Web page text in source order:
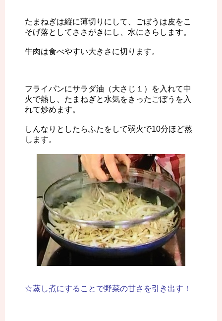
たまねぎは縦に薄切りにして、ごぼうは皮をこ
そげ落としてささがきにし、水にさらします。
牛肉は食べやすい大きさに切ります。
フライパンにサラダ油（大さじ１）を入れて中
火で熱し、たまねぎと水気をきったごぼうを入
れて炒めます。
しんなりとしたらふたをして弱火で10分ほど蒸
します。
☆蒸し煮にすることで野菜の甘さを引き出す！